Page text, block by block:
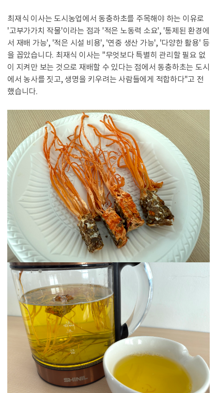
최재식 이사는 도시농업에서 동충하초를 주목해야 하는 이유로
'고부가가치 작물'이라는 점과 '적은 노동력 소요', '통제된 환경에
서 재배 가능', '적은 시설 비용', '연중 생산 가능', '다양한 활용' 등
을 꼽았습니다. 최재식 이사는 "무엇보다 특별히 관리할 필요 없
이 지켜만 보는 것으로 재배할 수 있다는 점에서 동충하초는 도시
에서 농사를 짓고, 생명을 키우려는 사람들에게 적합하다"고 전
했습니다.